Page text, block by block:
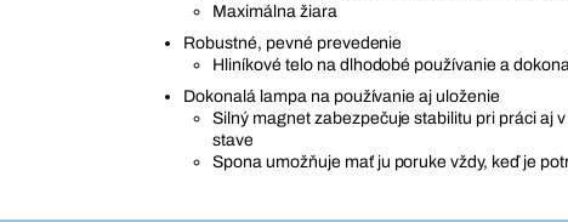
Maximálna žiara
Robustné, pevné prevedenie
Hliníkové telo na dlhodobé používanie a
Dokonalá lampa na používanie aj uloženie
Silný magnet zabezpečuje stabilitu pri práci aj
stave
Spona umožňuje mať ju poruke vždy, keď je